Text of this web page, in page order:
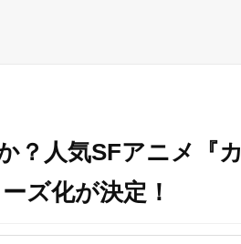
？人気SFアニメ『カ
ズ化が決定！